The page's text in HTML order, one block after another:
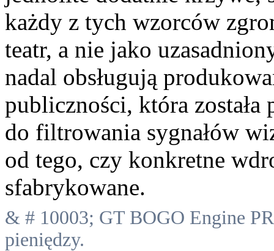
każdy z tych wzorców
teatr, a nie jako
nadal obsługują
publiczności, która
do filtrowania sygnałów
od tego, czy konkretne
sfabrykowane.
& # 10003; GT BOGO Engine
pieniędzy.